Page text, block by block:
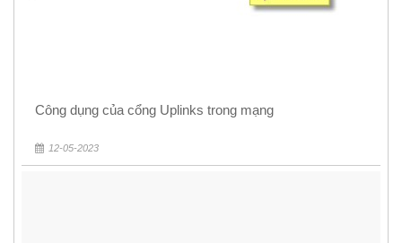
Công dụng của cổng Uplinks trong mạng
12-05-2023